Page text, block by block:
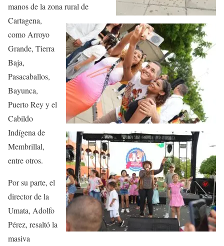
manos de la zona rural de
Cartagena,
como Arroyo
Grande, Tierra
Baja,
Pasacaballos,
Bayunca,
Puerto Rey y el
Cabildo
Indígena de
Membrillal,
entre otros.
Por su parte, el
director de la
Umata, Adolfo
Pérez, resaltó la
masiva